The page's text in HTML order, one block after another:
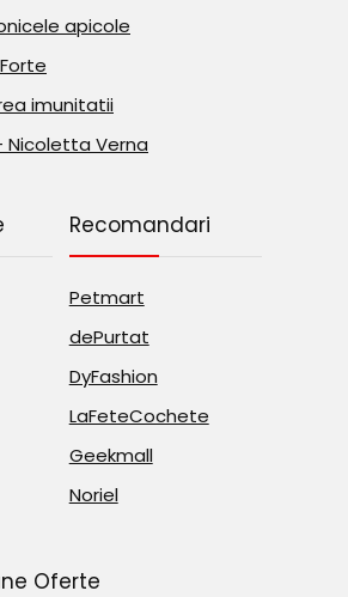
apicole
imunitatii
Nicoletta Verna
Recomandari
Petmart
dePurtat
DyFashion
LaFeteCochete
Geekmall
Noriel
Oferte